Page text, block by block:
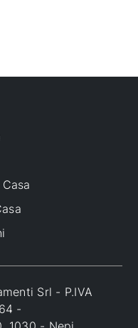
Srl - P.IVA
-